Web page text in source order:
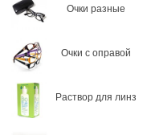
Очки разные
Очки с оправой
Раствор для линз